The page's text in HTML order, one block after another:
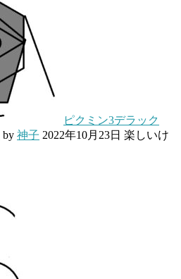
ピクミン3デラック
by 神子 2022年10月23日 楽しいけ